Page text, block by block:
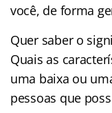
você, de forma
Quer saber o
Quais as
uma baixa ou
pessoas que